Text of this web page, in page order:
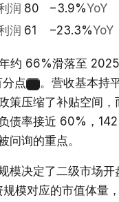
润 80 −3.9%YoY
润 61 −23.3%YoY
约 66%滑落至
分点
。营收基本持
压缩了补贴空间，
债率接近 60%，
问询的重点。
模决定了二级市场开
模对应的市值体量